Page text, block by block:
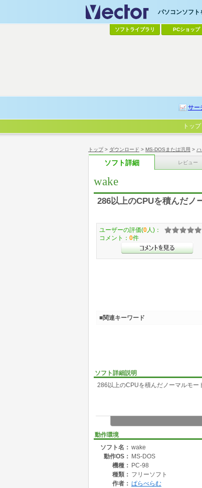
トップ> ダウンロード > MS-DOSまたは汎用 >
ソフト詳細 レビュー
wake
286以上のCPUを積んだノ
ソフト詳細説明
286以上のCPUを積んだノーマルモー
動作環境
ソフト名： wake
動作OS： MS-DOS
機種： PC-98
種類： フリーソフト
作者： ぱらべらむ
ユーザーの評価(0 人)：
コメント： 0件
■関連キーワード
パソコンソフト
ソフトライブラリ PCショップ
サー
トップ